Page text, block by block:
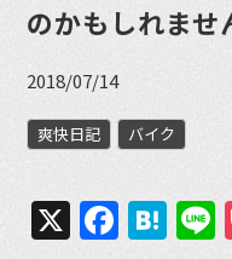
のかもしれませ
2018/07/14
爽快日記 バイク
X